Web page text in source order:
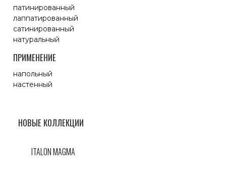
патинированный
лаппатированный
сатинированный
натуральный
ПРИМЕНЕНИЕ
напольный
настенный
НОВЫЕ КОЛЛЕКЦИИ
ITALON MAGMA